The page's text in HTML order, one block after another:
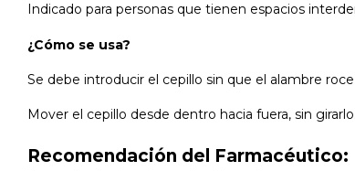
Indicado para personas que tienen espacios
¿Cómo se usa?
Se debe introducir el cepillo sin que el alambre
Mover el cepillo desde dentro hacia fuera, sin girarlo.
Recomendación del Farmacéutico: